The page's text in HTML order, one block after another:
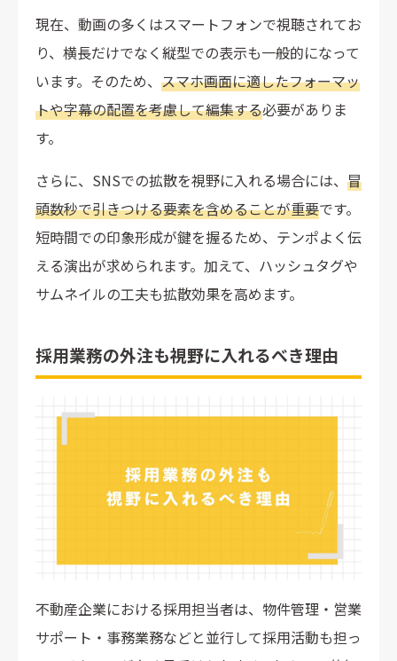
現在、動画の多くはスマートフォンで視聴されてお
り、横長だけでなく縦型での表示も一般的になって
います。そのため、 スマホ画面に適したフォーマッ
トや字幕の配置を考慮して編集する必要がありま
す。
さらに、SNSでの拡散を視野に入れる場合には、 冒
頭数秒で引きつける要素を含めることが重要です。
短時間での印象形成が鍵を握るため、テンポよく伝
える演出が求められます。加えて、ハッシュタグや
サムネイルの工夫も拡散効果を高めます。
採用業務の外注も視野に入れるべき理由
不動産企業における採用担当者は、物件管理・営業
サポート・事務業務などと並行して採用活動も担っ